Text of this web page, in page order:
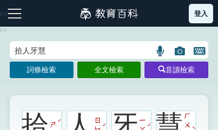
到
主
:::
注音索引圖示 筆畫索引圖示 部首索引表圖示
登入
:::
語
言
搜
示
圖
片
搜
示
開
鍵
圖
詞條檢索 全文檢索 音讀檢索
ㄕ
ˊ
ㄖ
ˊ
ㄧ
ˊ
ㄏ
ㄨˋ